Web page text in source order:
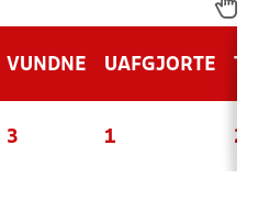
VUNDNE UAFGJORTE
3 1 2